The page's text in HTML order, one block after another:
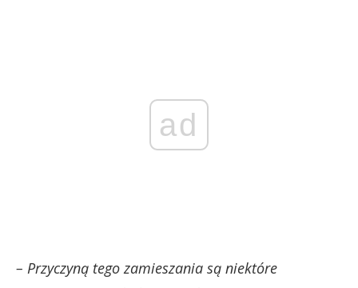
ad
– Przyczyną tego zamieszania są niektóre